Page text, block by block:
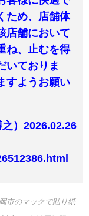
ため、店舗体
店舗において
ね、止むを得
いておりま
すようお願い
）2026.02.26
市のマックで貼り紙